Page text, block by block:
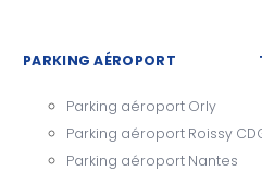
PARKING AÉROPORT
Parking aéroport Orly
Parking aéroport Roissy
Parking aéroport Nantes